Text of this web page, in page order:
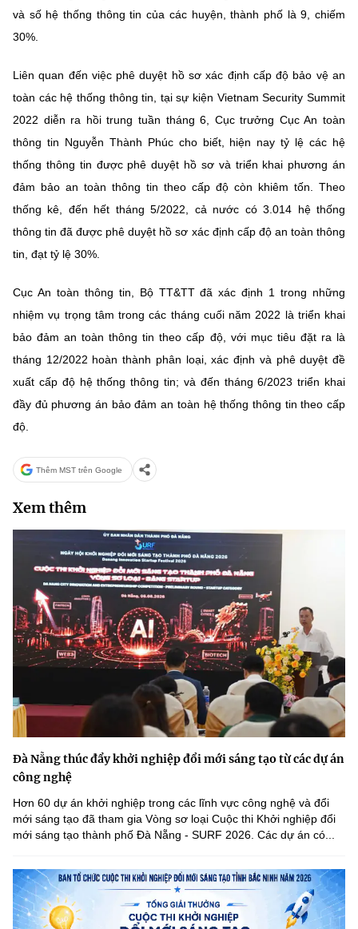
và số hệ thống thông tin của các huyện, thành phố là 9, chiếm
30%.
Liên quan đến việc phê duyệt hồ sơ xác định cấp độ bảo vệ an
toàn các hệ thống thông tin, tại sự kiện Vietnam Security Summit
2022 diễn ra hồi trung tuần tháng 6, Cục trưởng Cục An toàn
thông tin Nguyễn Thành Phúc cho biết, hiện nay tỷ lệ các hệ
thống thông tin được phê duyệt hồ sơ và triển khai phương án
đảm bảo an toàn thông tin theo cấp độ còn khiêm tốn. Theo
thống kê, đến hết tháng 5/2022, cả nước có 3.014 hệ thống
thông tin đã được phê duyệt hồ sơ xác định cấp độ an toàn thông
tin, đạt tỷ lệ 30%.
Cục An toàn thông tin, Bộ TT&TT đã xác định 1 trong những
nhiệm vụ trọng tâm trong các tháng cuối năm 2022 là triển khai
bảo đảm an toàn thông tin theo cấp độ, với mục tiêu đặt ra là
tháng 12/2022 hoàn thành phân loại, xác định và phê duyệt đề
xuất cấp độ hệ thống thông tin; và đến tháng 6/2023 triển khai
đầy đủ phương án bảo đảm an toàn hệ thống thông tin theo cấp
độ.
Thêm MST trên Google
Xem thêm
Đà Nẵng thúc đẩy khởi nghiệp đổi mới sáng tạo từ các dự án
công nghệ
Hơn 60 dự án khởi nghiệp trong các lĩnh vực công nghệ và đổi
mới sáng tạo đã tham gia Vòng sơ loại Cuộc thi Khởi nghiệp đổi
mới sáng tạo thành phố Đà Nẵng - SURF 2026. Các dự án có...